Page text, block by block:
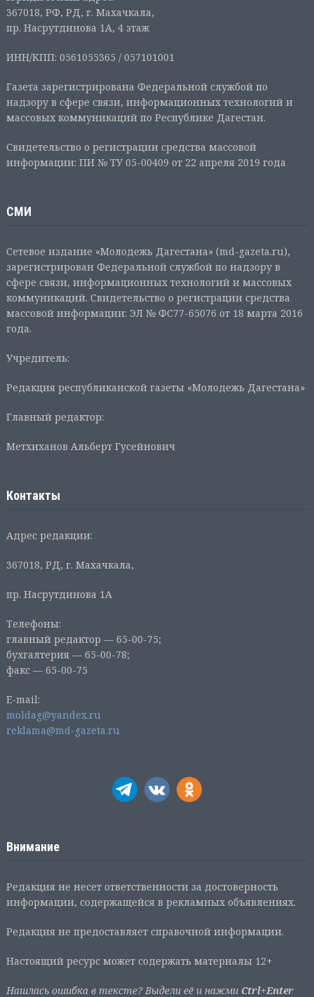
367018, РФ, РД, г. Махачкала,
пр. Насрутдинова 1А, 4 этаж
ИНН/КПП: 0561055365 / 057101001
Газета зарегистрирована Федеральной службой по
надзору в сфере связи, информационных технологий и
массовых коммуникаций по Республике Дагестан.
Свидетельство о регистрации средства массовой
информации: ПИ № ТУ 05-00409 от 22 апреля 2019 года
СМИ
Сетевое издание «Молодежь Дагестана» (md-gazeta.ru),
зарегистрирован Федеральной службой по надзору в
сфере связи, информационных технологий и массовых
коммуникаций. Свидетельство о регистрации средства
массовой информации: ЭЛ № ФС77-65076 от 18 марта 2016
года.
Учредитель:
Редакция республиканской газеты «Молодежь Дагестана»
Главный редактор:
Метхиханов Альберт Гусейнович
Контакты
Адрес редакции:
367018, РД, г. Махачкала,
пр. Насрутдинова 1А
Телефоны:
главный редактор — 65-00-75;
бухгалтерия — 65-00-78;
факс — 65-00-75
E-mail:
moldag@yandex.ru
reklama@md-gazeta.ru
Внимание
Редакция не несет ответственности за достоверность
информации, содержащейся в рекламных объявлениях.
Редакция не предоставляет справочной информации.
Настоящий ресурс может содержать материалы 12+
Нашлась ошибка в тексте? Выдели её и нажми Ctrl+Enter